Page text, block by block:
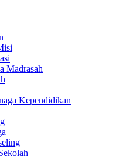
Madrasah
Kependidikan